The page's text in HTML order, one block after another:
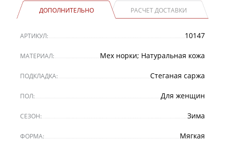
ДОПОЛНИТЕЛЬНО РАСЧЕТ ДОСТАВКИ
АРТИКУЛ: 10147
МАТЕРИАЛ: Мех норки; Натуральная кожа
ПОДКЛАДКА: Стеганая саржа
ПОЛ: Для женщин
СЕЗОН: Зима
ФОРМА: Мягкая